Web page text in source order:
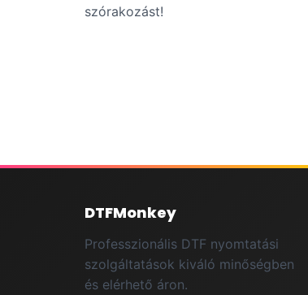
szórakozást!
DTFMonkey
Professzionális DTF nyomtatási
szolgáltatások kiváló minőségben
és elérhető áron.